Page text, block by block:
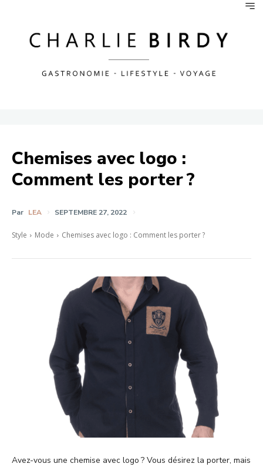
Chemises avec logo :
Comment les porter ?
Par LEA SEPTEMBRE 27, 2022
Style Mode Chemises avec logo : Comment les porter ?
Avez-vous une chemise avec logo ? Vous désirez la porter, mais